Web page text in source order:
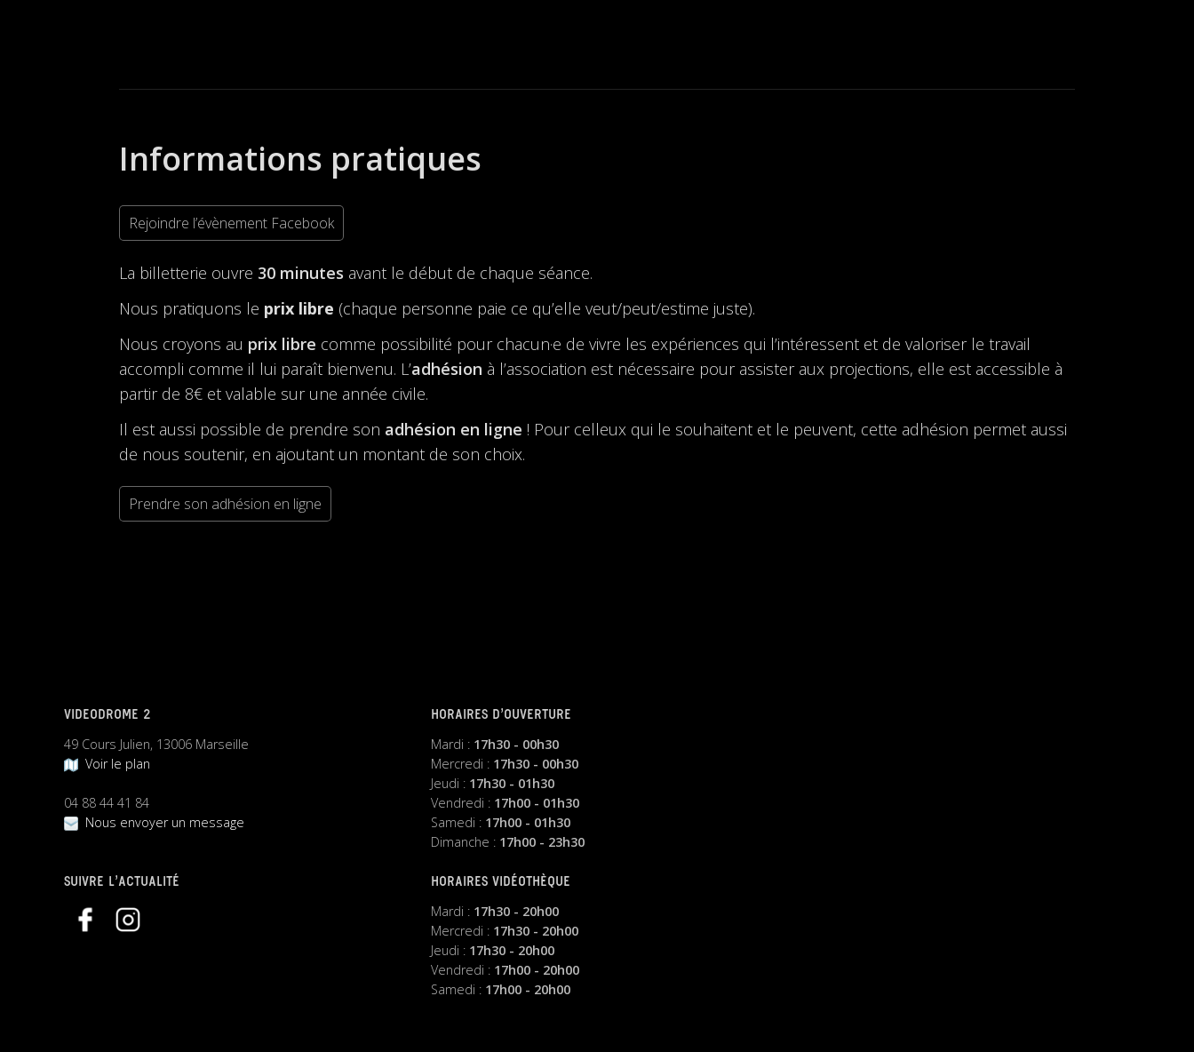
Informations pratiques
Rejoindre l’évènement Facebook
La billetterie ouvre 30 minutes avant le début de chaque séance.
Nous pratiquons le prix libre (chaque personne paie ce qu’elle veut/peut/estime juste).
Nous croyons au prix libre comme possibilité pour chacun·e de vivre les expériences qui l’intéressent et de valoriser le travail
accompli comme il lui paraît bienvenu. L’adhésion à l’association est nécessaire pour assister aux projections, elle est accessible à
partir de 8€ et valable sur une année civile.
Il est aussi possible de prendre son adhésion en ligne ! Pour celleux qui le souhaitent et le peuvent, cette adhésion permet aussi
de nous soutenir, en ajoutant un montant de son choix.
Prendre son adhésion en ligne
VIDEODROME 2
49 Cours Julien, 13006 Marseille
Voir le plan
04 88 44 41 84
Nous envoyer un message
SUIVRE L’ACTUALITÉ
HORAIRES D’OUVERTURE
Mardi : 17h30 - 00h30
Mercredi : 17h30 - 00h30
Jeudi : 17h30 - 01h30
Vendredi : 17h00 - 01h30
Samedi : 17h00 - 01h30
Dimanche : 17h00 - 23h30
HORAIRES VIDÉOTHÈQUE
Mardi : 17h30 - 20h00
Mercredi : 17h30 - 20h00
Jeudi : 17h30 - 20h00
Vendredi : 17h00 - 20h00
Samedi : 17h00 - 20h00